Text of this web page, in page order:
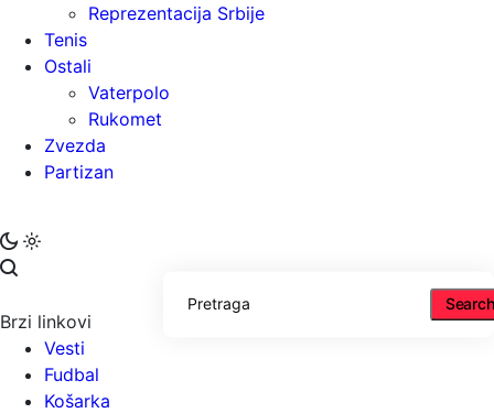
Reprezentacija Srbije
Tenis
Ostali
Vaterpolo
Rukomet
Zvezda
Partizan
Search
Brzi linkovi
Vesti
Fudbal
Košarka